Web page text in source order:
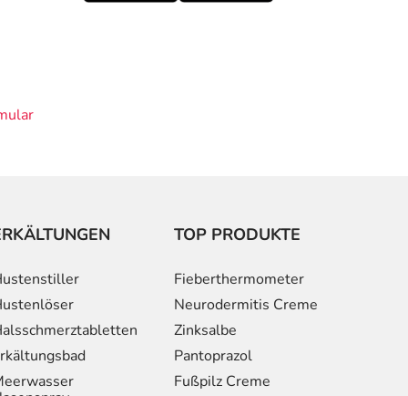
TOP PRODUKTE
Fieberthermometer
Neurodermitis Creme
Zinksalbe
Pantoprazol
Fußpilz Creme